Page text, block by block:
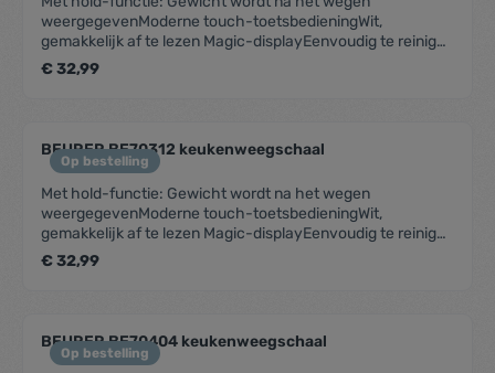
weergegevenModerne touch-toetsbedieningWit,
gemakkelijk af te lezen Magic-displayEenvoudig te reinigen
glazen oppervlakDraagvermogen: 15 kgTarra
functieAutomatische uitschakeling,
€ 32,99
Op bestelling
BEURER BE70312 keukenweegschaal
Met hold-functie: Gewicht wordt na het wegen
weergegevenModerne touch-toetsbedieningWit,
gemakkelijk af te lezen Magic-displayEenvoudig te reinigen
glazen oppervlakDraagvermogen: 15 kgTarra
functieAutomatische uitschakeling,
€ 32,99
Op bestelling
BEURER BE70404 keukenweegschaal